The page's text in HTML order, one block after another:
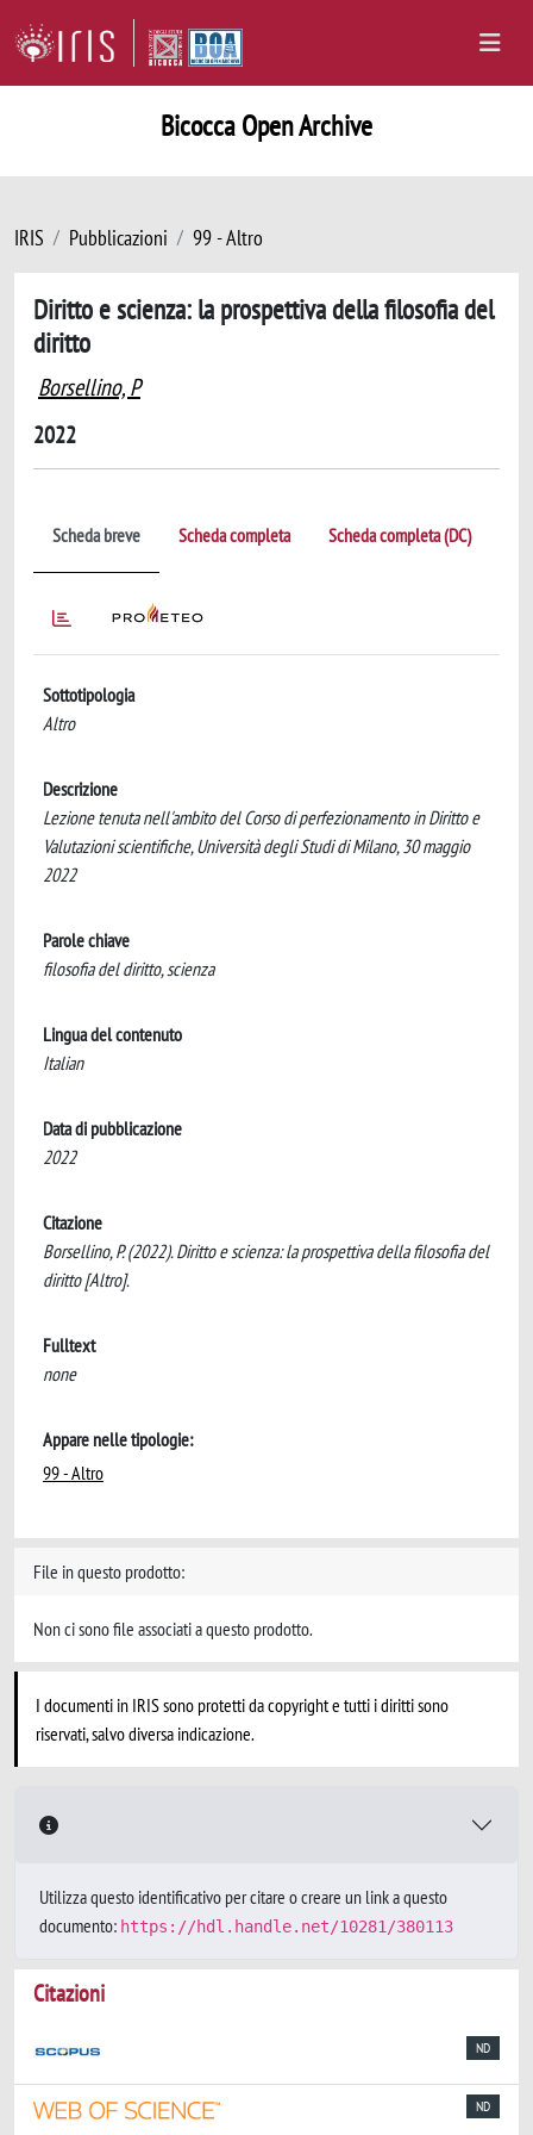
Bicocca Open Archive
IRIS Pubblicazioni 99 - Altro
Diritto e scienza: la prospettiva della filosofia del
diritto
Borsellino, P
2022
Scheda breve Scheda completa Scheda completa (DC)
Sottotipologia
Altro
Descrizione
Lezione tenuta nell'ambito del Corso di perfezionamento in Diritto e
Valutazioni scientifiche, Università degli Studi di Milano, 30 maggio
2022
Parole chiave
filosofia del diritto, scienza
Lingua del contenuto
Italian
Data di pubblicazione
2022
Citazione
Borsellino, P. (2022). Diritto e scienza: la prospettiva della filosofia del
diritto [Altro].
Fulltext
none
Appare nelle tipologie:
99 - Altro
File in questo prodotto:
Non ci sono file associati a questo prodotto.
I documenti in IRIS sono protetti da copyright e tutti i diritti sono
riservati, salvo diversa indicazione.
Utilizza questo identificativo per citare o creare un link a questo
documento: https://hdl.handle.net/10281/380113
Citazioni
ND
ND